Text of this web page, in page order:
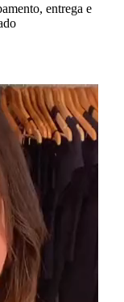
entrega e